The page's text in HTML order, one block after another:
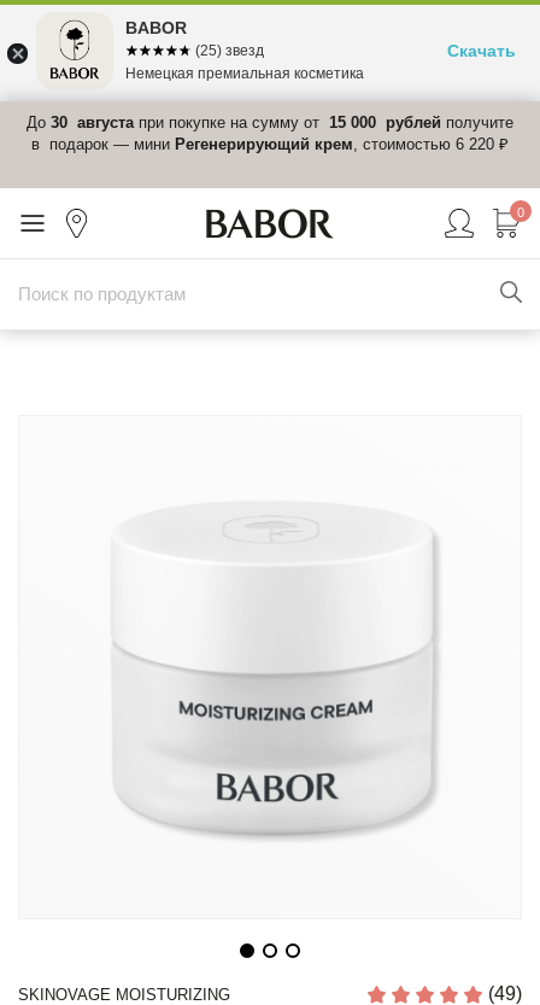
До 30 августапри покупке на сумму от 15 000 рублей получите
в подарок — мини Регенерирующий крем, стоимостью 6 220 ₽
0
SKINOVAGE MOISTURIZING (49)
BABOR
☆☆☆☆☆
★★★★★ (25) звезд
Немецкая премиальная косметика
Скачать